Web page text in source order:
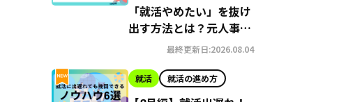
「就活やめたい」を抜け
出す方法とは？元人事が
徹底解説最終更新日:2026.08.04
就活 就活の進め方